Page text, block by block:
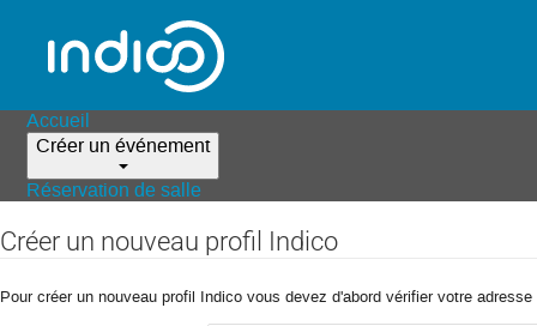
Accueil
Créer un événement
Réservation de salle
Créer un nouveau profil Indico
Pour créer un nouveau profil Indico vous devez d'abord vérifier votre